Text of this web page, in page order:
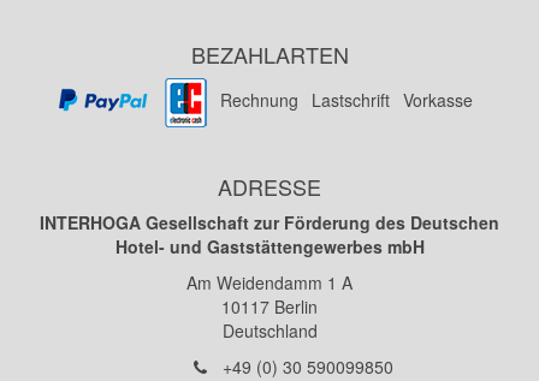
BEZAHLARTEN
Rechnung Lastschrift Vorkasse
ADRESSE
INTERHOGA Gesellschaft zur Förderung des Deutschen
Hotel- und Gaststättengewerbes mbH
Am Weidendamm 1 A
10117 Berlin
Deutschland
Telefon:
+49 (0) 30 590099850